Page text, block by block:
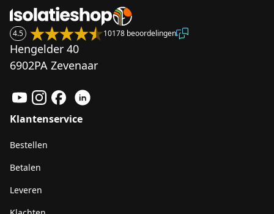
4.5 10178 beoordelingen
Hengelder 40
6902PA Zevenaar
Klantenservice
Bestellen
Betalen
Leveren